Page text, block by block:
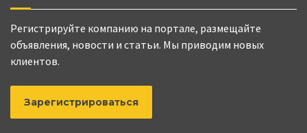
Регистрируйте компанию на портале, размещайте
объявления, новости и статьи. Мы приводим новых
клиентов.
Зарегистрироваться